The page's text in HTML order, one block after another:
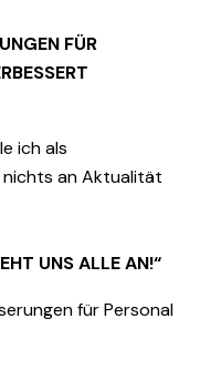
FÜR
ich als
an Aktualität
UNS ALLE AN!“
für Personal